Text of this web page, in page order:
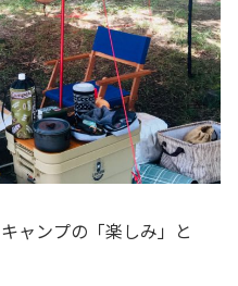
ャンプの「楽しみ」と